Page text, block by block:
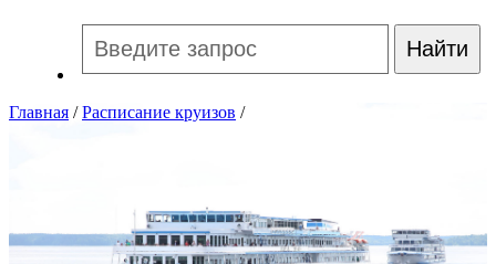
Главная /Расписание круизов /